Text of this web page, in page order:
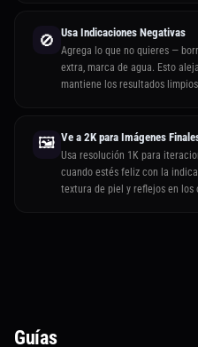
🚫 Usa Indicaciones Negativas
Agrega lo que no quieres —
extra, marca de agua. Esto
mantiene los resultados
🖼️ Ve a 2K para Imágenes
Usa resolución 1K para
cuando estés feliz con la
textura de piel y reflejos en los
Guías